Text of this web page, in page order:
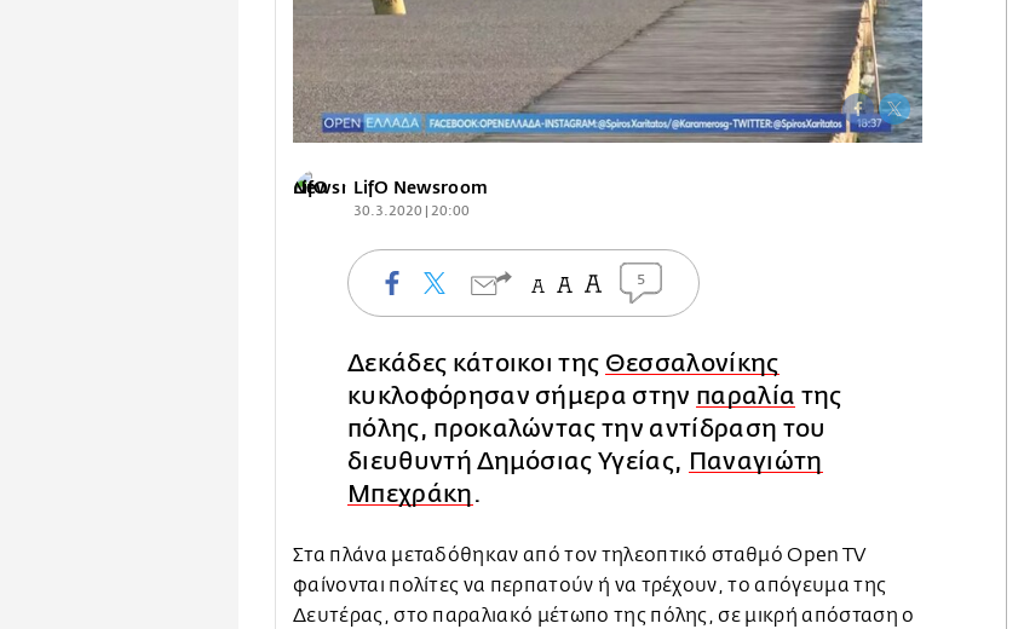
LifO Newsroom
30.3.2020 | 20:00
5
Δεκάδες κάτοικοι της Θεσσαλονίκης
κυκλοφόρησαν σήμερα στην παραλία της
πόλης, προκαλώντας την αντίδραση του
διευθυντή Δημόσιας Υγείας, Παναγιώτη
Μπεχράκη.
Στα πλάνα μεταδόθηκαν από τον τηλεοπτικό σταθμό Open TV
φαίνονται πολίτες να περπατούν ή να τρέχουν, το απόγευμα της
Δευτέρας, στο παραλιακό μέτωπο της πόλης, σε μικρή απόσταση ο